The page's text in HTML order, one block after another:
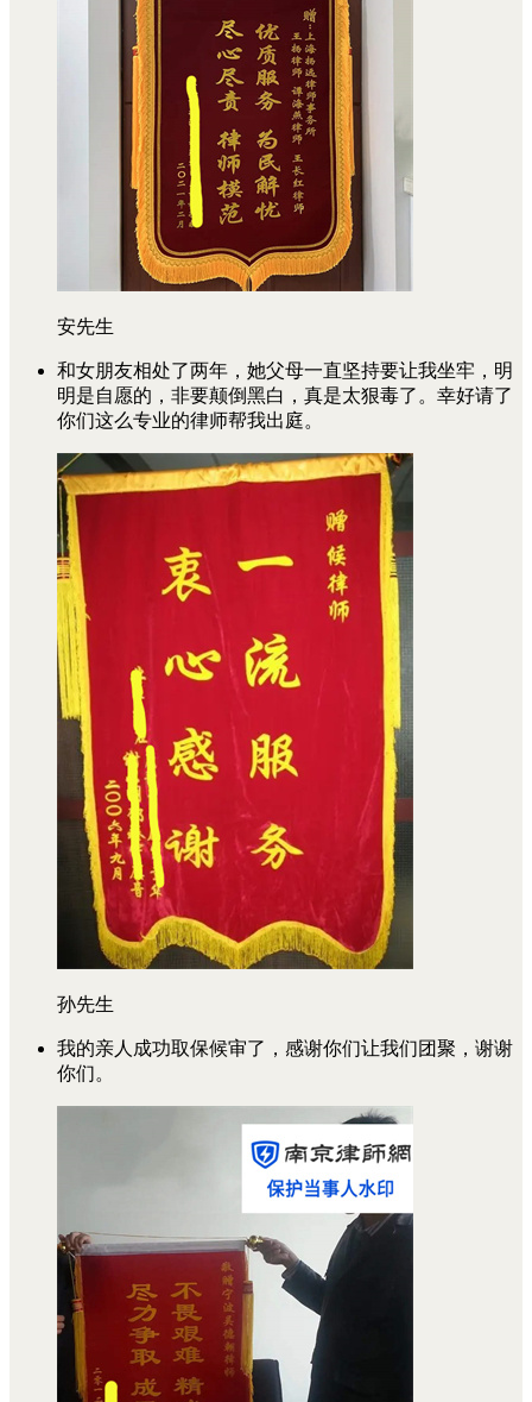
安先生
和女朋友相处了两年，她父母一直坚持要让我坐牢，明
明是自愿的，非要颠倒黑白，真是太狠毒了。幸好请了
你们这么专业的律师帮我出庭。
孙先生
我的亲人成功取保候审了，感谢你们让我们团聚，谢谢
你们。